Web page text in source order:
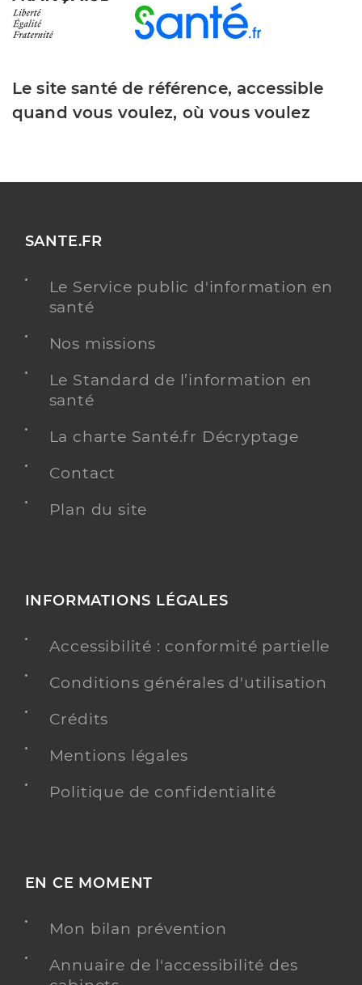
Le site santé de référence, accessible
quand vous voulez, où vous voulez
SANTE.FR
Le Service public d'information en
santé
Nos missions
Le Standard de l’information en
santé
La charte Santé.fr Décryptage
Contact
Plan du site
INFORMATIONS LÉGALES
Accessibilité : conformité partielle
Conditions générales d'utilisation
Crédits
Mentions légales
Politique de confidentialité
EN CE MOMENT
Mon bilan prévention
Annuaire de l'accessibilité des